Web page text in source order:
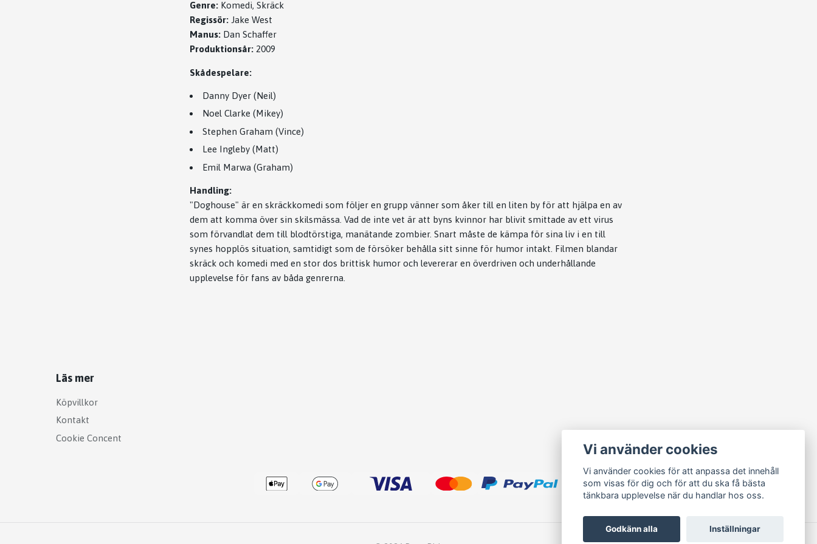
Genre: Komedi, Skräck
Regissör: Jake West
Manus: Dan Schaffer
Produktionsår: 2009
Skådespelare:
Danny Dyer (Neil)
Noel Clarke (Mikey)
Stephen Graham (Vince)
Lee Ingleby (Matt)
Emil Marwa (Graham)
Handling:
"Doghouse" är en skräckkomedi som följer en grupp vänner som åker till en liten by för att hjälpa en av
dem att komma över sin skilsmässa. Vad de inte vet är att byns kvinnor har blivit smittade av ett virus
som förvandlat dem till blodtörstiga, manätande zombier. Snart måste de kämpa för sina liv i en till
synes hopplös situation, samtidigt som de försöker behålla sitt sinne för humor intakt. Filmen blandar
skräck och komedi med en stor dos brittisk humor och levererar en överdriven och underhållande
upplevelse för fans av båda genrerna.
Läs mer
Köpvillkor
Kontakt
Cookie Concent
Vi använder cookies
Vi använder cookies för att anpassa det innehåll
som visas för dig och för att du ska få bästa
tänkbara upplevelse när du handlar hos oss.
Godkänn alla Inställningar